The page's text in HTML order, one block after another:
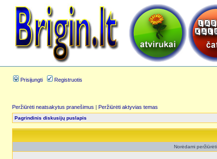
Prisijungti Registruotis
Peržiūrėti neatsakytus pranešimus | Peržiūrėti aktyvias temas
Pagrindinis diskusijų puslapis
Norėdami